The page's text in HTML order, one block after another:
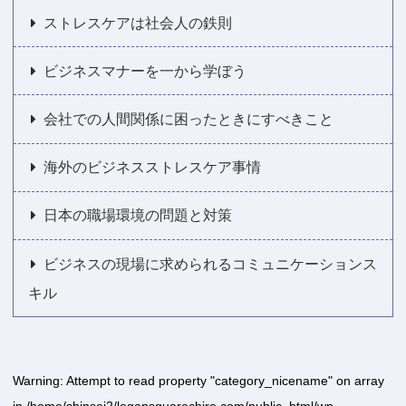
ストレスケアは社会人の鉄則
ビジネスマナーを一から学ぼう
会社での人間関係に困ったときにすべきこと
海外のビジネスストレスケア事情
日本の職場環境の問題と対策
ビジネスの現場に求められるコミュニケーションス
キル
Warning: Attempt to read property "category_nicename" on array